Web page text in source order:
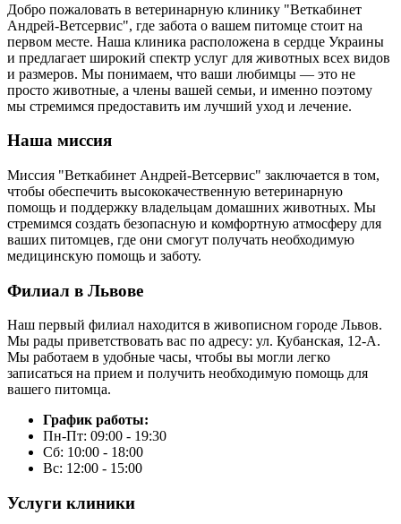
Добро пожаловать в ветеринарную клинику "Веткабинет
Андрей-Ветсервис", где забота о вашем питомце стоит на
первом месте. Наша клиника расположена в сердце Украины
и предлагает широкий спектр услуг для животных всех видов
и размеров. Мы понимаем, что ваши любимцы — это не
просто животные, а члены вашей семьи, и именно поэтому
мы стремимся предоставить им лучший уход и лечение.
Наша миссия
Миссия "Веткабинет Андрей-Ветсервис" заключается в том,
чтобы обеспечить высококачественную ветеринарную
помощь и поддержку владельцам домашних животных. Мы
стремимся создать безопасную и комфортную атмосферу для
ваших питомцев, где они смогут получать необходимую
медицинскую помощь и заботу.
Филиал в Львове
Наш первый филиал находится в живописном городе Львов.
Мы рады приветствовать вас по адресу: ул. Кубанская, 12-А.
Мы работаем в удобные часы, чтобы вы могли легко
записаться на прием и получить необходимую помощь для
вашего питомца.
График работы:
Пн-Пт: 09:00 - 19:30
Сб: 10:00 - 18:00
Вс: 12:00 - 15:00
Услуги клиники